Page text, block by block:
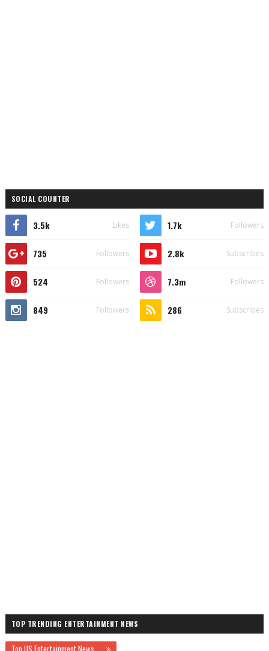
SOCIAL COUNTER
3.5k Likes 1.7k Followers
735 Followers 2.8k Subscribes
524 Followers 7.3m Followers
849 Followers 286 Subscribes
TOP TRENDING ENTERTAINMENT NEWS
Top US Entertainment News